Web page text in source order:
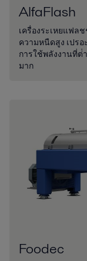
AlfaFlash
เครื่องระเหยแฟล
ความหนืดสูง เปร
การใช้พลังงานที่ต่ํ
มาก
Foodec